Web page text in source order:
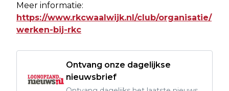
Meer informatie:
https://www.rkcwaalwijk.nl/club/organisatie/
werken-bij-rkc
Ontvang onze dagelijkse
nieuwsbrief